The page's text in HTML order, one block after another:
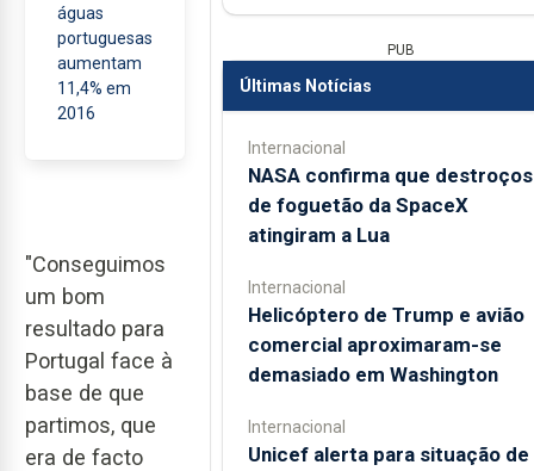
águas
portuguesas
aumentam
11,4% em
2016
"Conseguimos
um bom
resultado para
Portugal face à
base de que
partimos, que
era de facto
PUB
Últimas Notícias
Internacional
NASA confirma que destroços
de foguetão da SpaceX
atingiram a Lua
Internacional
Helicóptero de Trump e avião
comercial aproximaram-se
demasiado em Washington
Internacional
Unicef alerta para situação de